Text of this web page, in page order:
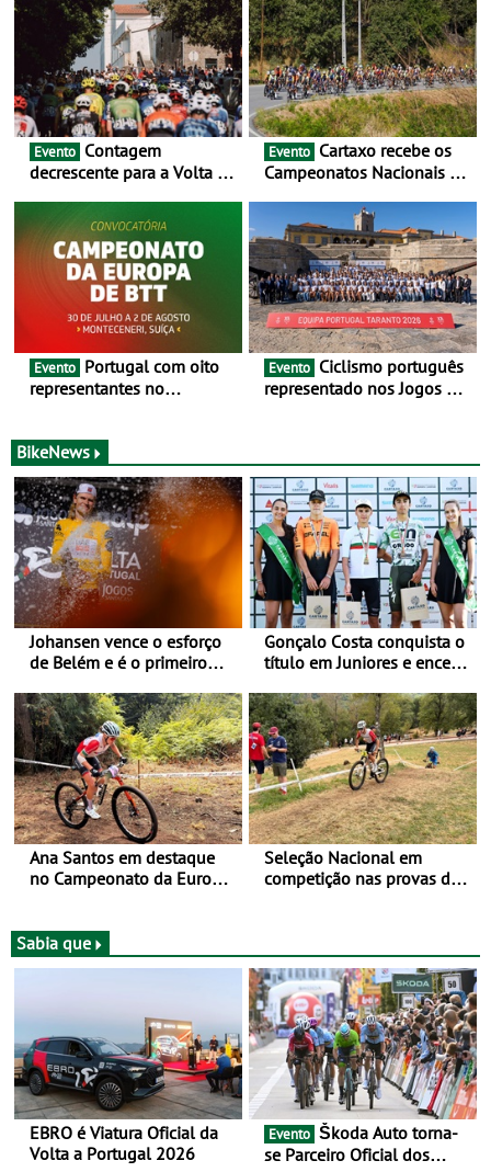
Evento
decrescente para a Volta a
as 17 equipas de 2026
Evento
Campeonatos Nacionais da
julho e 2 de agosto
Evento
representantes no
de agosto, em
Monteceneri, na Suíça
Evento
representado nos Jogos do
BikeNews
Johansen vence o esforço
de Belém e é o primeiro
a Portugal - Prova decorre
entre 5 e 16 de Agosto
Gonçalo Costa conquista o
título em Juniores e encerra
no Cartaxo
Ana Santos em destaque
no Campeonato da Europa
Seleção Nacional em
competição nas provas de
Sabia que
EBRO é Viatura Oficial da
Volta a Portugal 2026
Evento
se Parceiro Oficial dos